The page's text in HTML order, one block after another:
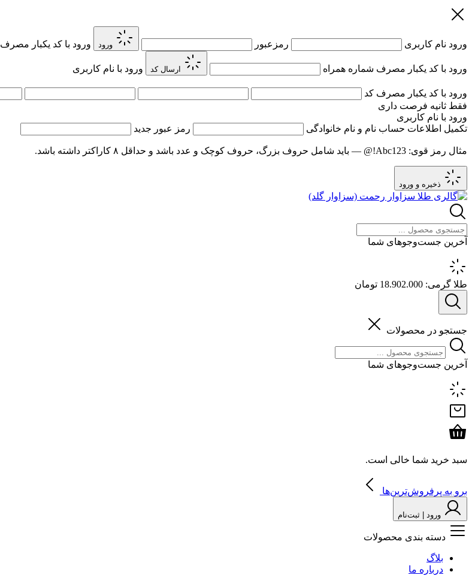
ورود نام کاربری رمزعبور ورود ورود با کد یکبار مصرف
ورود با کد یکبار مصرف شماره همراه ارسال کد ورود با نام کاربری
ورود با کد یکبار مصرف کد
فقط ثانیه فرصت داری
ورود با نام کاربری
تکمیل اطلاعات حساب نام و نام خانوادگی رمز عبور جدید
مثال رمز قوی: Abc123!@ — باید شامل حروف بزرگ، حروف کوچک و عدد باشد و حداقل ۸ کاراکتر داشته باشد.
ذخیره و ورود
آخرین جست‌وجوهای شما
طلا گرمی: 18.902.000 تومان
جستجو در محصولات
آخرین جست‌وجوهای شما
سبد خرید شما خالی است.
برو به پرفروش‌ترین‌ها
ورود | ثبت‌نام
دسته بندی محصولات
بلاگ
درباره ما